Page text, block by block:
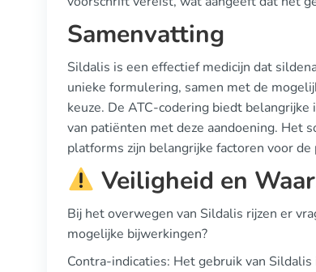
Samenvatting
Sildalis is een effectief medicijn dat
unieke formulering, samen met de
keuze. De ATC-codering biedt
van patiënten met deze aandoening. Het
platforms zijn belangrijke factoren voor
Veiligheid en
Bij het overwegen van Sildalis rijzen er
mogelijke bijwerkingen?
Contra-indicaties: Het gebruik van